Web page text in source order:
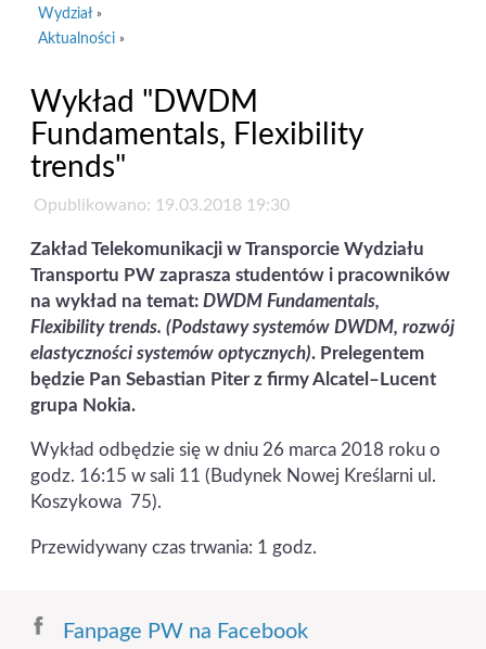
Wydział »
Aktualności »
Wykład "DWDM
Fundamentals, Flexibility
trends"
Opublikowano: 19.03.2018 19:30
Zakład Telekomunikacji w Transporcie Wydziału
Transportu PW zaprasza studentów i pracowników
na wykład na temat: DWDM Fundamentals,
Flexibility trends. (Podstawy systemów DWDM, rozwój
elastyczności systemów optycznych). Prelegentem
będzie Pan Sebastian Piter z firmy Alcatel–Lucent
grupa Nokia.
Wykład odbędzie się w dniu 26 marca 2018 roku o
godz. 16:15 w sali 11 (Budynek Nowej Kreślarni ul.
Koszykowa 75).
Przewidywany czas trwania: 1 godz.
Fanpage PW na Facebook